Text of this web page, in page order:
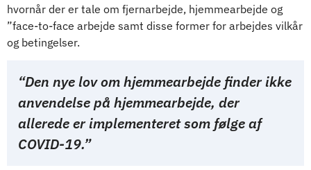
hvornår der er tale om fjernarbejde, hjemmearbejde og
”face-to-face arbejde samt disse former for arbejdes vilkår
og betingelser.
“Den nye lov om hjemmearbejde finder ikke
anvendelse på hjemmearbejde, der
allerede er implementeret som følge af
COVID-19.”